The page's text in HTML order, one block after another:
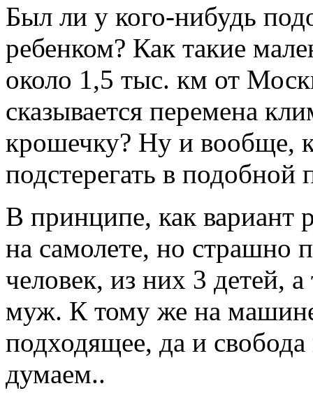
Был ли у кого-нибудь
ребенком? Как такие
около 1,5 тыс. км от
сказывается перемена
крошечку? Ну и вообще,
подстерегать в подобной
В принципе, как вариант
на самолете, но страшно
человек, из них 3 детей, а
муж. К тому же на
подходящее, да и свобода
думаем..